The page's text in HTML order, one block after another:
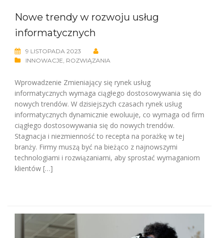
Nowe trendy w rozwoju usług
informatycznych
9 LISTOPADA 2023
INNOWACJE, ROZWIĄZANIA
Wprowadzenie Zmieniający się rynek usług
informatycznych wymaga ciągłego dostosowywania się do
nowych trendów. W dzisiejszych czasach rynek usług
informatycznych dynamicznie ewoluuje, co wymaga od firm
ciągłego dostosowywania się do nowych trendów.
Stagnacja i niezmienność to recepta na porażkę w tej
branży. Firmy muszą być na bieżąco z najnowszymi
technologiami i rozwiązaniami, aby sprostać wymaganiom
klientów […]